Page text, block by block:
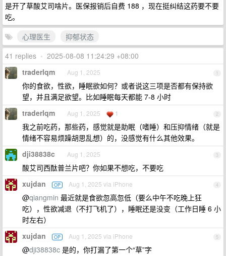
是开了草酸艾司啥片。医保报销后自费 188 ，现在挺纠结这药要不要
吃。
心理医生
抑郁状态
41 replies • 2025-08-08 11:24:29 +08:00
1
traderlqm Aug 1, 2025
你的食欲，性欲，睡眠欲如何？或者说这三项是否都有保持欲
望，并且满足欲望。比如睡眠每天都能 7-8 小时
2
traderlqm Aug 1, 2025 1
我之前吃药，那些药，感觉就是助眠（嗜睡）和压抑情绪（就是
情绪不容易烦躁胡思乱想）的，没感觉有什么其他效果。
3
dji38838c Aug 1, 2025
酸艾司西酞普兰片吧？你如果不想吃，不要吃
4
xujdan OP Aug 1, 2025 via iPhone
@qiangmin 最近就是食欲忽高忽低（要么中午不吃晚上狂
吃），性欲减退（不打飞机了），睡眠还是没变（工作日睡 6 小
时左右）
5
xujdan OP Aug 1, 2025 via iPhone
@dji38838c 是的，你打漏了第一个“草”字